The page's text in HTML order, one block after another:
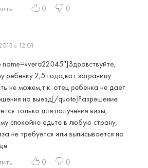
0 0
в 12:01
name=»vera22045″]Здравствуйте,
ребенку 2,5 года,вот заграницу
не можем,т.к. отец ребенка не дает
на выезд[/quote]Разрешение
только для получения визы,
спокойно едьте в любую страну,
не требуется или выписывается на
0 0